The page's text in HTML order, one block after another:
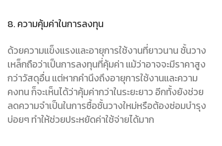
8. ความคุ้มค่าในการลงทุน
ด้วยความแข็งแรงและอายุการใช้งานที่ยาวนาน ชั้นวาง
เหล็กถือว่าเป็นการลงทุนที่คุ้มค่า แม้ว่าอาจจะมีราคาสูง
กว่าวัสดุอื่น แต่หากคำนึงถึงอายุการใช้งานและความ
คงทน ก็จะเห็นได้ว่าคุ้มค่ากว่าในระยะยาว อีกทั้งยังช่วย
ลดความจำเป็นในการซื้อชั้นวางใหม่หรือต้องซ่อมบำรุง
บ่อยๆ ทำให้ช่วยประหยัดค่าใช้จ่ายได้มาก